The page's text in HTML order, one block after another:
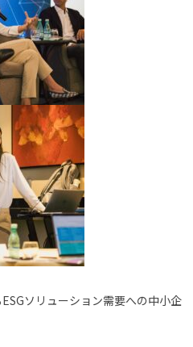
ソリューション需要への中小企